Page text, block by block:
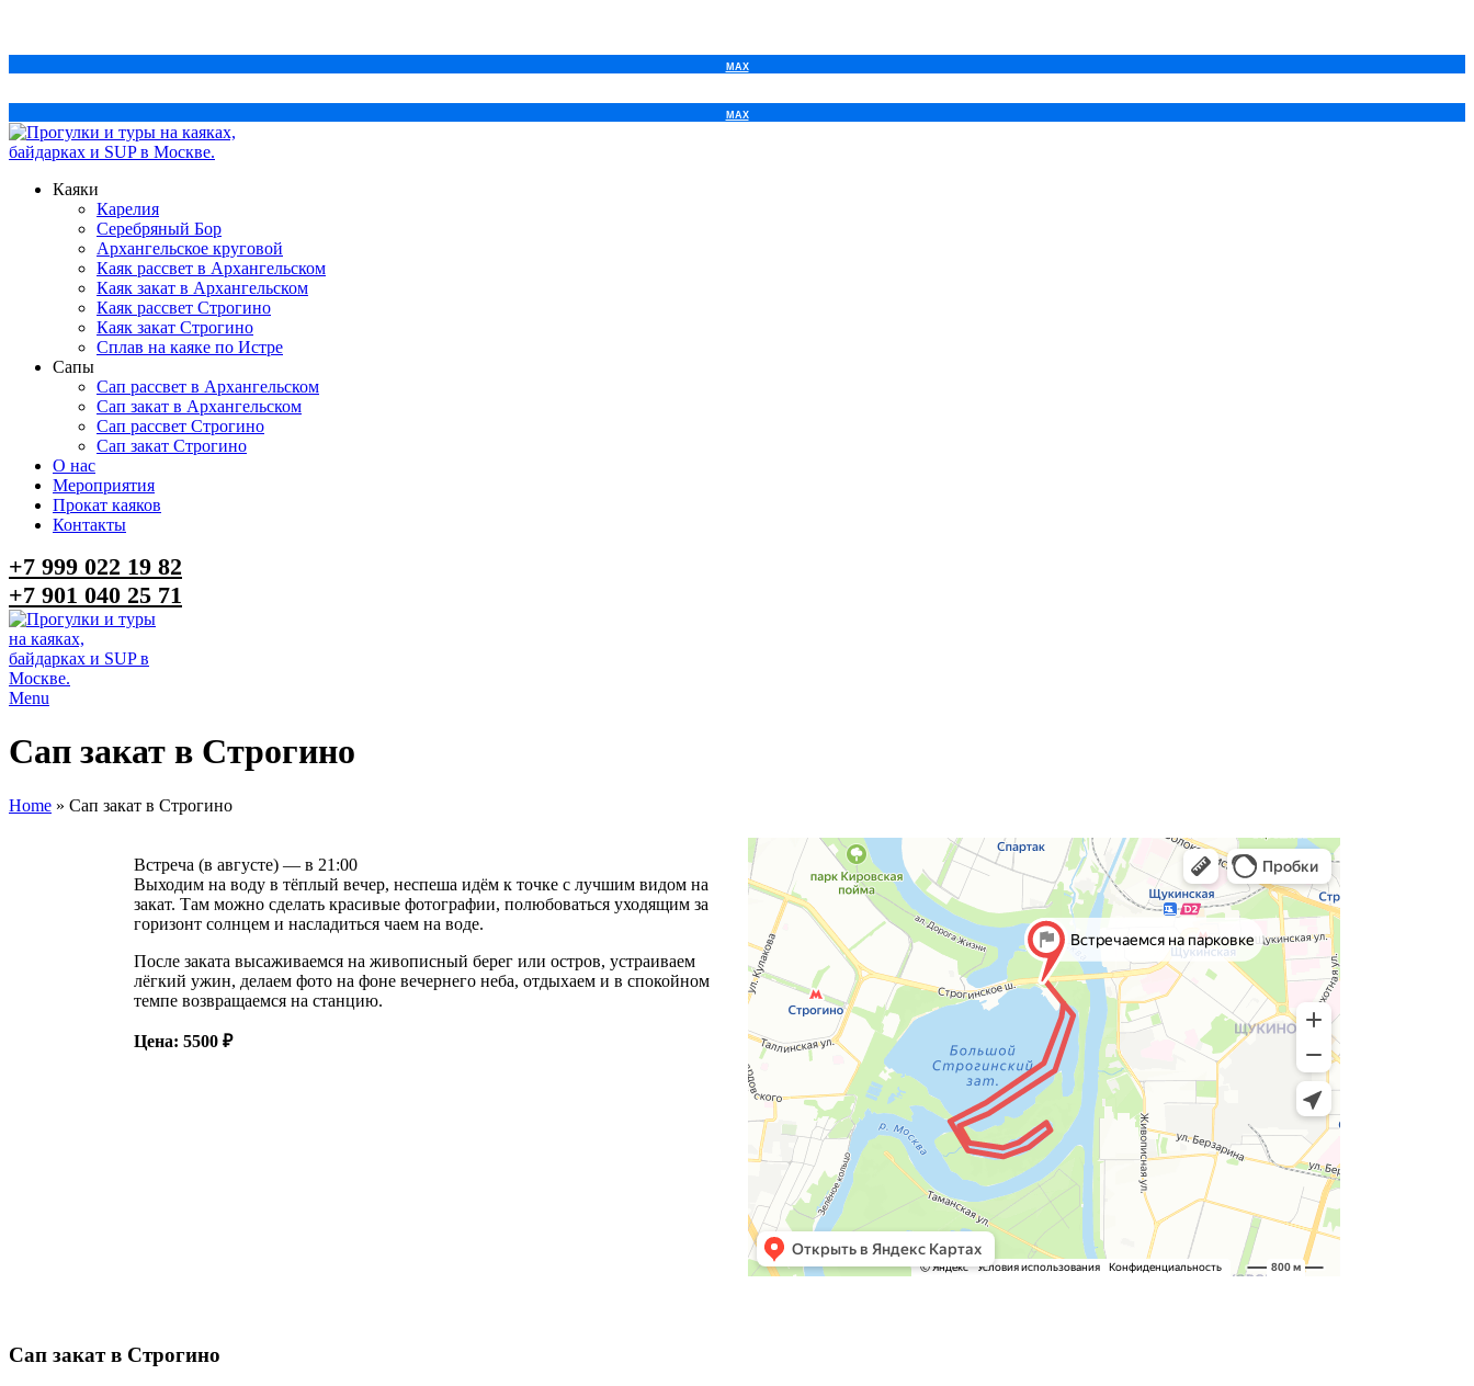
Каяки
Карелия
Серебряный Бор
Архангельское круговой
Каяк рассвет в Архангельском
Каяк закат в Архангельском
Каяк рассвет Строгино
Каяк закат Строгино
Сплав на каяке по Истре
Сапы
Сап рассвет в Архангельском
Сап закат в Архангельском
Сап рассвет Строгино
Сап закат Строгино
О нас
Мероприятия
Прокат каяков
Контакты
+7 999 022 19 82
+7 901 040 25 71
Menu
Сап закат в Строгино
Home » Сап закат в Строгино
Встреча (в августе) — в 21:00
Выходим на воду в тёплый вечер, неспеша идём к точке с лучшим видом на
закат. Там можно сделать красивые фотографии, полюбоваться уходящим за
горизонт солнцем и насладиться чаем на воде.
После заката высаживаемся на живописный берег или остров, устраиваем
лёгкий ужин, делаем фото на фоне вечернего неба, отдыхаем и в спокойном
темпе возвращаемся на станцию.
Цена: 5500 ₽
Сап закат в Строгино